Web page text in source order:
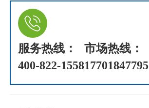
服务热线：
400-822-1558
市场热线：
17701847795